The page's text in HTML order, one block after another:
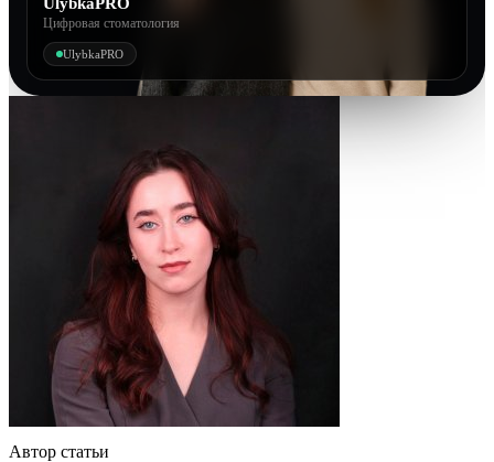
Цифровая стоматология
UlybkaPRO
Автор статьи